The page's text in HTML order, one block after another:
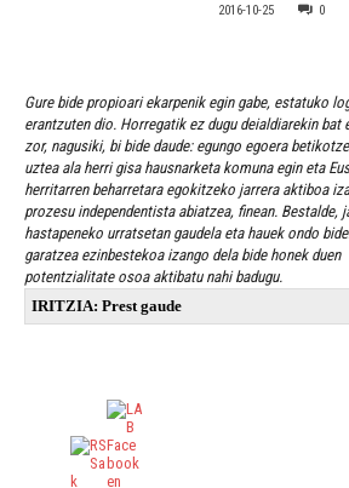
2016-10-25 0
Gure bide propioari ekarpenik egin gabe, estatuko
erantzuten dio. Horregatik ez dugu deialdiarekin bat
zor, nagusiki, bi bide daude: egungo egoera
uztea ala herri gisa hausnarketa komuna egin eta
herritarren beharretara egokitzeko jarrera aktiboa
prozesu independentista abiatzea, finean. Bestalde,
hastapeneko urratsetan gaudela eta hauek ondo
garatzea ezinbestekoa izango dela bide honek duen
potentzialitate osoa aktibatu nahi badugu.
IRITZIA: Prest gaude